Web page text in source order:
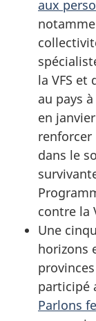
aux
la VFS
au pays
en
renforcer
dans le
contre la
Une
horizons
participé
Parlons